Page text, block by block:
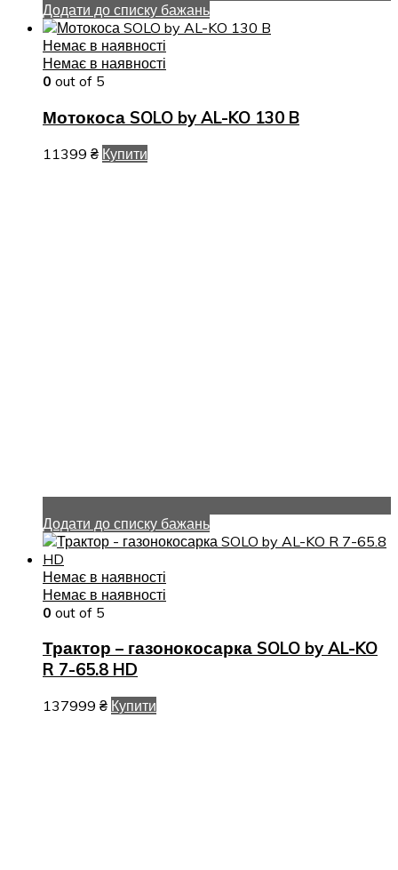
Додати до списку бажань
Немає в наявності
Немає в наявності
0 out of 5
Мотокоса SOLO by AL-KO 130 B
11399 ₴ Купити
Додати до списку бажань
Немає в наявності
Немає в наявності
0 out of 5
Трактор – газонокосарка SOLO by AL-KO
R 7-65.8 HD
137999 ₴ Купити